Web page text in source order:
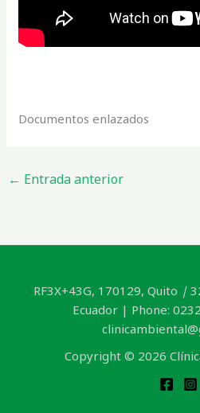
Documentos enlazados
← Entrada anterior
RF3X+43G, 170129, Quito |
Ecuador | Phone:
Copyright © 2026